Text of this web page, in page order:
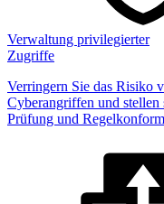
Verwaltung privilegierter
Zugriffe
Verringern Sie das Risiko
Cyberangriffen und
Prüfung und